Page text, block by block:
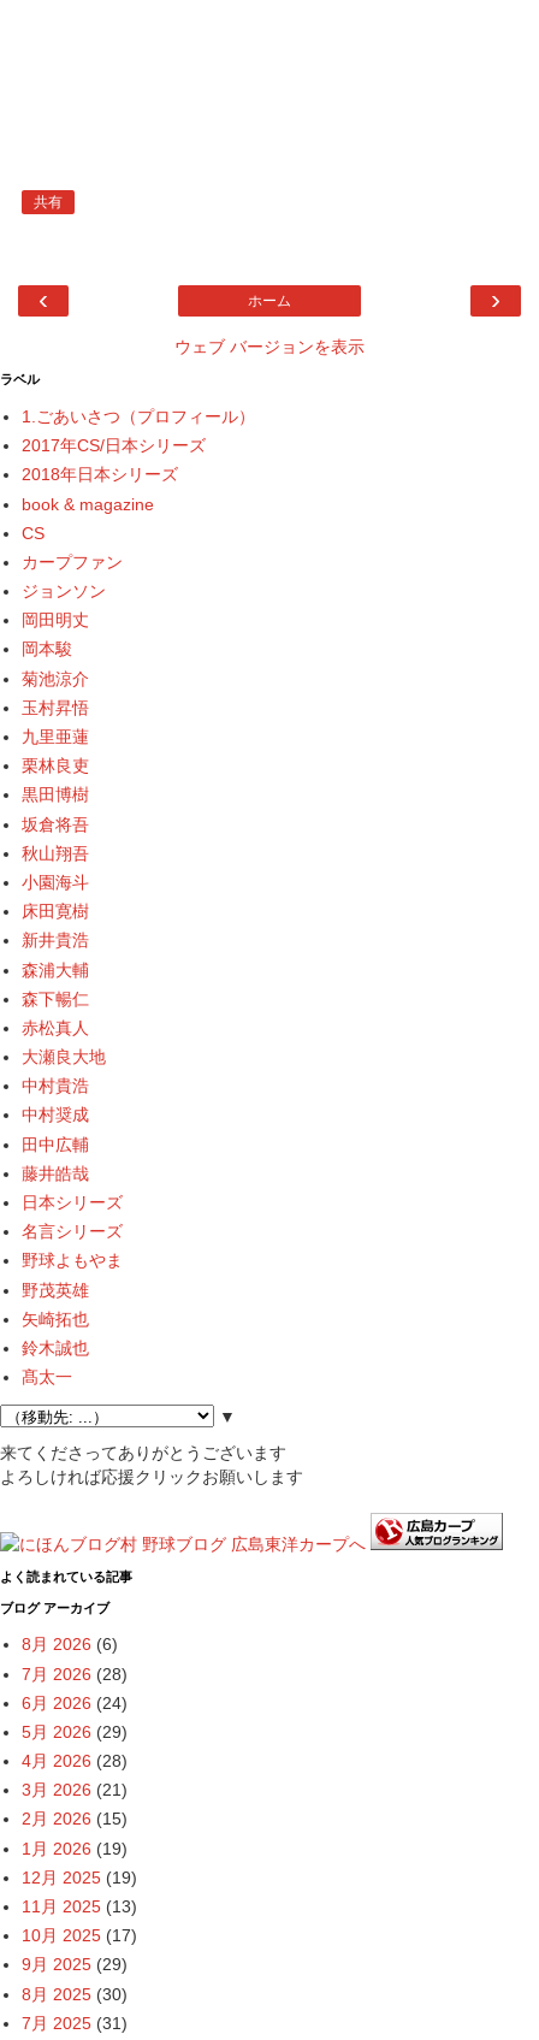
共有
‹ ›
ホーム
ウェブ バージョンを表示
ラベル
1.ごあいさつ（プロフィール）
2017年CS/日本シリーズ
2018年日本シリーズ
book & magazine
CS
カープファン
ジョンソン
岡田明丈
岡本駿
菊池涼介
玉村昇悟
九里亜蓮
栗林良吏
黒田博樹
坂倉将吾
秋山翔吾
小園海斗
床田寛樹
新井貴浩
森浦大輔
森下暢仁
赤松真人
大瀬良大地
中村貴浩
中村奨成
田中広輔
藤井皓哉
日本シリーズ
名言シリーズ
野球よもやま
野茂英雄
矢崎拓也
鈴木誠也
髙太一
▼
来てくださってありがとうございます
よろしければ応援クリックお願いします
よく読まれている記事
ブログ アーカイブ
8月 2026 (6)
7月 2026 (28)
6月 2026 (24)
5月 2026 (29)
4月 2026 (28)
3月 2026 (21)
2月 2026 (15)
1月 2026 (19)
12月 2025 (19)
11月 2025 (13)
10月 2025 (17)
9月 2025 (29)
8月 2025 (30)
7月 2025 (31)